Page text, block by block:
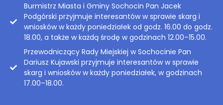
Burmistrz Miasta i Gminy Sochocin Pan Jacek
Podgórski przyjmuje interesantów w sprawie skarg i
wniosków w każdy poniedziałek od godz. 16.00 do godz.
18.00, a także w każdą środę w godzinach 12.00–15.00.
Przewodniczący Rady Miejskiej w Sochocinie Pan
Dariusz Kujawski przyjmuje interesantów w sprawie
skarg i wniosków w każdy poniedziałek, w godzinach
17.00–18.00.